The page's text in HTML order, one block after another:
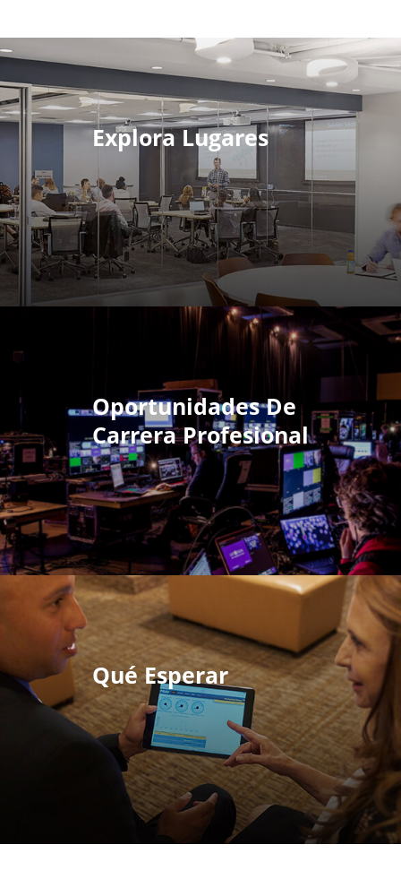
Explora Lugares
Oportunidades De
Carrera Profesional
Qué Esperar